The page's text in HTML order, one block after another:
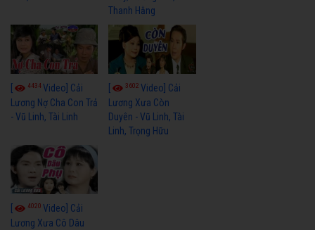
Thanh Hằng
4434Video] Cải
Lương Nợ Cha Con Trả
- Vũ Linh, Tài Linh
3602Video] Cải
Lương Xưa Còn
Duyên - Vũ Linh, Tài
Linh, Trọng Hữu
4020 Video] Cải
Lương Xưa Cô Dâu